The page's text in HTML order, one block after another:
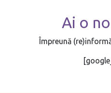
Ai o
Împreună